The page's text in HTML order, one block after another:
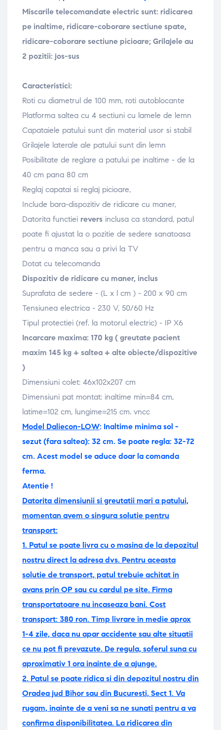
Miscarile telecomandate electric sunt: ridicarea
pe inaltime, ridicare-coborare sectiune spate,
ridicare-coborare sectiune picioare; Grilajele au
2 pozitii: jos-sus
Caracteristici:
Roti cu diametrul de 100 mm, roti autoblocante
Platforma saltea cu 4 sectiuni cu lamele de lemn
Capataiele patului sunt din material usor si stabil
Grilajele laterale ale patului sunt din lemn
Posibilitate de reglare a patului pe inaltime - de la
40 cm pana 80 cm
Reglaj capatai si reglaj picioare,
Include bara-dispozitiv de ridicare cu maner,
Datorita functiei revers inclusa ca standard, patul
poate fi ajustat la o pozitie de sedere sanatoasa
pentru a manca sau a privi la TV
Dotat cu telecomanda
Dispozitiv de ridicare cu maner, inclus
Suprafata de sedere - (L x l cm ) - 200 x 90 cm
Tensiunea electrica - 230 V, 50/60 Hz
Tipul protectiei (ref. la motorul electric) - IP X6
Incarcare maxima: 170 kg ( greutate pacient
maxim 145 kg + saltea + alte obiecte/dispozitive
)
Dimensiuni colet: 46x102x207 cm
Dimensiuni pat montat: inaltime min=84 cm,
latime=102 cm, lungime=215 cm. vncc
Model Daliecon-LOW: Inaltime minima sol -
sezut (fara saltea): 32 cm. Se poate regla: 32-72
cm. Acest model se aduce doar la comanda
ferma.
Atentie !
Datorita dimensiunii si greutatii mari a patului,
momentan avem o singura solutie pentru
transport:
1. Patul se poate livra cu o masina de la depozitul
nostru direct la adresa dvs. Pentru aceasta
solutie de transport, patul trebuie achitat in
avans prin OP sau cu cardul pe site. Firma
transportatoare nu incaseaza bani. Cost
transport: 380 ron. Timp livrare in medie aprox
1-4 zile, daca nu apar accidente sau alte situatii
ce nu pot fi prevazute. De regula, soferul suna cu
aproximativ 1 ora inainte de a ajunge.
2. Patul se poate ridica si din depozitul nostru din
Oradea jud Bihor sau din Bucuresti, Sect 1. Va
rugam, inainte de a veni sa ne sunati pentru a va
confirma disponibilitatea. La ridicarea din